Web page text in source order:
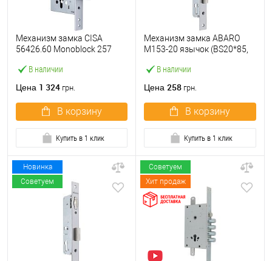
В наличии
Механизм замка CISA
56426.60 Monoblock 257
Цена 1 324 грн.
В корзину
Купить в 1 клик
В наличии
Механизм замка ABARO
M153-20 язычок (BS20*85,
Цена 258 грн.
В корзину
Купить в 1 клик
Новинка
Советуем
Советуем
Хит продаж